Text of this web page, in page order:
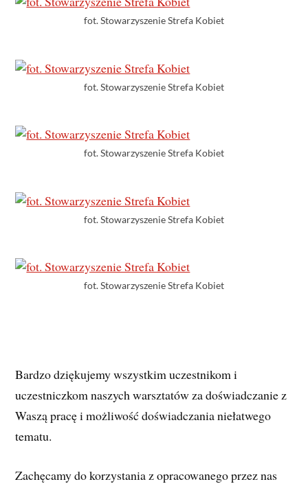
fot. Stowarzyszenie Strefa Kobiet
fot. Stowarzyszenie Strefa Kobiet
fot. Stowarzyszenie Strefa Kobiet
fot. Stowarzyszenie Strefa Kobiet
fot. Stowarzyszenie Strefa Kobiet
Bardzo dziękujemy wszystkim uczestnikom i
uczestniczkom naszych warsztatów za doświadczanie z
Waszą pracę i możliwość doświadczania niełatwego
tematu.
Zachęcamy do korzystania z opracowanego przez nas